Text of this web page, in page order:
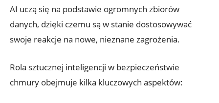
AI uczą się na ‍podstawie ogromnych zbiorów
danych, dzięki ⁣czemu są w stanie dostosowywać
swoje ​reakcje na ​nowe, nieznane⁢ zagrożenia.
Rola sztucznej inteligencji w bezpieczeństwie⁤
chmury obejmuje kilka kluczowych aspektów: